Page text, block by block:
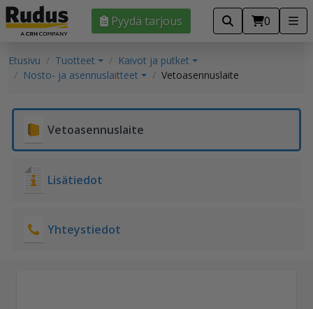
Pyydä tarjous 0
Etusivu Tuotteet
Kaivot ja putket
Nosto- ja asennuslaitteet
Vetoasennuslaite
Vetoasennuslaite
Lisätiedot
Yhteystiedot